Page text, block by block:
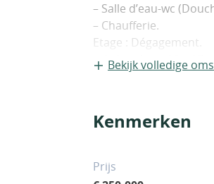
– Salle d’eau-wc
– Chaufferie.
Etage : Dégagement.
– 4 chambres 12 – 17
– Salle de bains
– Garage 25 m² dalle
– Remise.
Bekijk volledige
Kenmerken
Prijs